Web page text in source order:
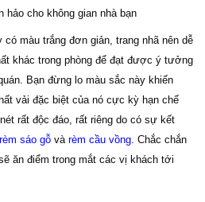
hảo cho không gian nhà bạn
có màu trắng đơn giản, trang nhã nên dễ
khác trong phòng để đạt được ý tưởng
Bạn đừng lo màu sắc này khiến
vải đặc biệt của nó cực kỳ hạn chế
rất độc đáo, rất riêng do có sự kết
rèm sáo gỗ và rèm cầu vồng . Chắc chắn
ăn điểm trong mắt các vị khách tới